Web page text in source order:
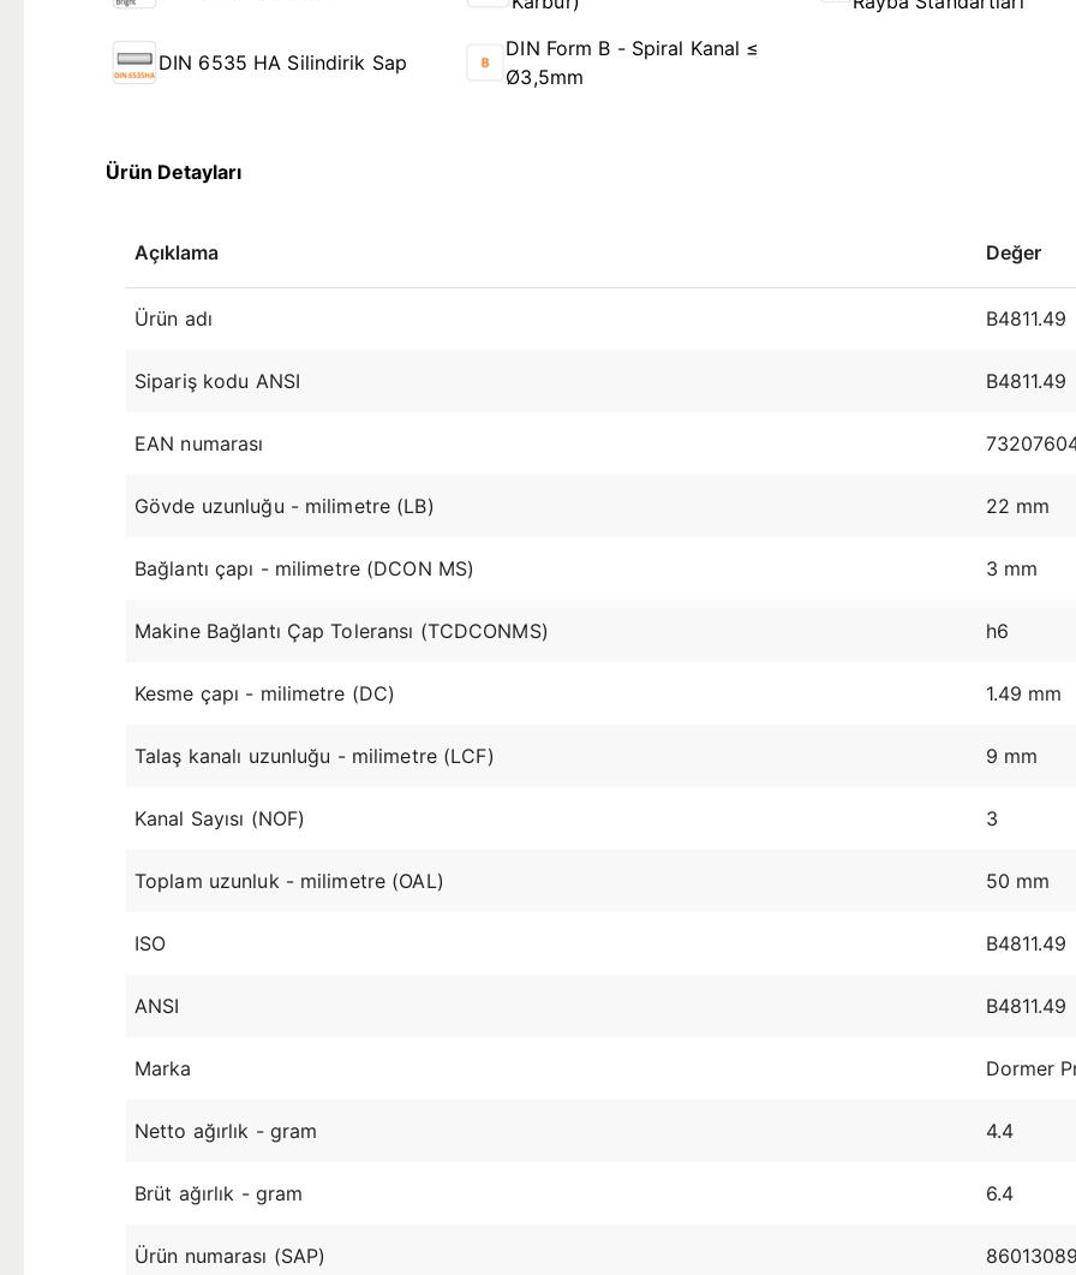
DIN 6535 HA Silindirik Sap
DIN Form B - Spiral Kanal ≤
Ø3,5mm
Ürün Detayları
Açıklama Değer
Ürün adı B4811.49
Sipariş kodu ANSI B4811.49
EAN numarası
Gövde uzunluğu - milimetre (LB) 22 mm
Bağlantı çapı - milimetre (DCON MS) 3 mm
Makine Bağlantı Çap Toleransı (TCDCONMS) h6
Kesme çapı - milimetre (DC) 1.49 mm
Talaş kanalı uzunluğu - milimetre (LCF) 9 mm
Kanal Sayısı (NOF) 3
Toplam uzunluk - milimetre (OAL) 50 mm
ISO B4811.49
ANSI B4811.49
Marka Dormer
Netto ağırlık - gram 4.4
Brüt ağırlık - gram 6.4
Ürün numarası (SAP) 86013089